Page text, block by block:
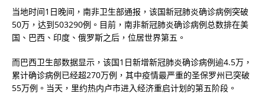
当地时间1日晚间，南非卫生部通报，该国新冠肺炎确诊病例突破
50万，达到503290例。目前，南非新冠肺炎确诊病例总数排在美
国、巴西、印度、俄罗斯之后，位居世界第五。
而巴西卫生部数据显示，该国1日新增新冠肺炎确诊病例逾4.5万，
累计确诊病例已经超270万例，其中疫情最严重的圣保罗州已突破
55万例。当天，里约热内卢市进入经济重启计划的第五阶段。